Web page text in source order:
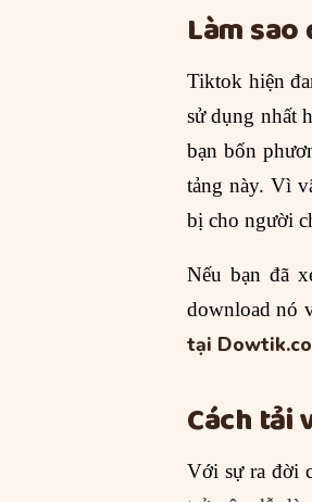
Làm
Tiktok hiện
sử dụng nhất
bạn bốn
tảng này. Vì
bị cho người
Nếu bạn đã
download nó
tại
Cách tải
Với sự ra đời